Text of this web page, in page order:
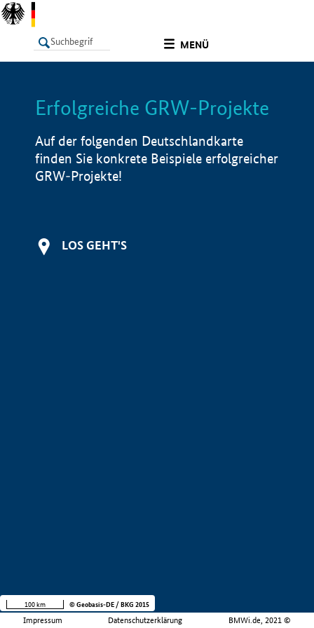
MENÜ
LISTE Info
Erfolgreiche GRW-Projekte
Auf der folgenden Deutschlandkarte
finden Sie konkrete Beispiele erfolgreicher
GRW-Projekte!
LOS GEHT'S
Impressum Datenschutzerklärung BMWi.de, 2021 ©
100 km © Geobasis-DE / BKG 2015